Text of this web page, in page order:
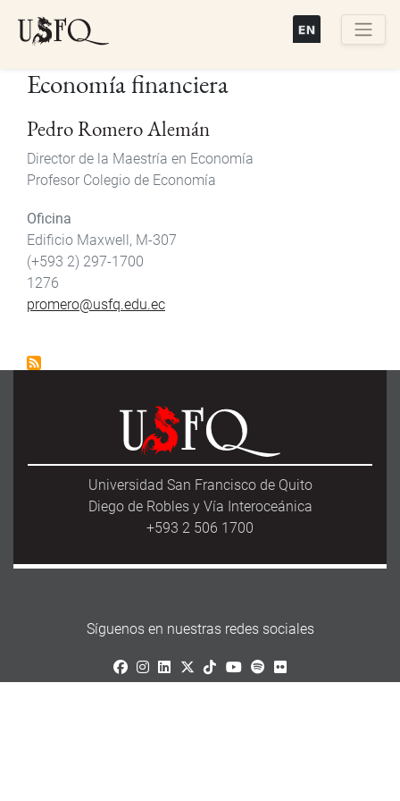
Economía financiera
Pedro Romero Alemán
Director de la Maestría en Economía
Profesor Colegio de Economía
Oficina
Edificio Maxwell, M-307
(+593 2) 297-1700
1276
promero@usfq.edu.ec
Universidad San Francisco de Quito
Diego de Robles y Vía Interoceánica
+593 2 506 1700
Síguenos en nuestras redes sociales